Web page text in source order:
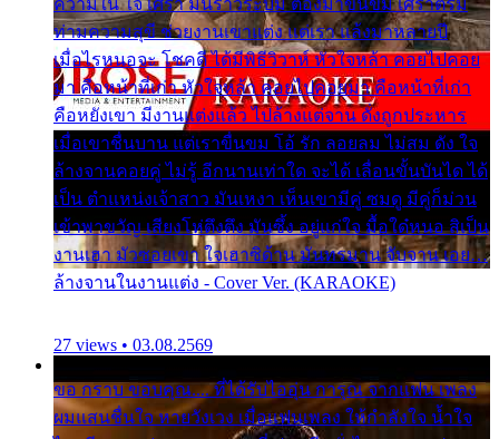
ท่ามความสุขี ช่วยงานเขาแต่ง แต่เรา แล้งมาหลายปี
เมื่อไรหนอจะ โชคดี ได้มีพิธีวิวาห์ หัวใจหล้า คอยไปคอย
มา คือหน้าที่เก่า หัวใจหล้า คอยไปคอยมา คือหน้าที่เก่า
คือหยังเขา มีงานแต่งแล้ว ไปล้างแต่จาน ดั่งถูกประหาร
เมื่อเขาชื่นบาน แต่เราขื่นขม โอ้ รัก ลอยลม ไม่สม ดัง ใจ
ล้างจานคอยคู่ ไม่รู้ อีกนานเท่าใด จะได้ เลื่อนขั้นบันได ได้
เป็น ตำแหน่งเจ้าสาว มันเหงา เห็นเขามีคู่ ซมดู มีคู่ก็ม่วน
เข้าพาขวัญ เสียงโห่ตึงตึง มันซึ้ง อยู่แก่ใจ มื้อใด๋หนอ สิเป็น
งานเฮา มัวซอยเขา ใจเฮาซิด้าน มันทรมาน จับจาน เอย…
ล้างจานในงานแต่ง - Cover Ver. (KARAOKE)
27 views • 03.08.2569
ขอ กราบ ขอบคุณ.... ที่ได้รับไออุ่น การุณ จากแฟน เพลง
ผมแสนชื่นใจ หายวังเวง เมื่อแฟนเพลง ให้กำลังใจ น้ำใจ